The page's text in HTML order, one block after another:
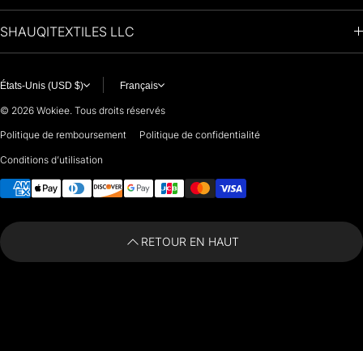
OIL PAINTINGS
ARTISTS 🧑‍🎨
+1 (813) 214-1284
7901 4TH ST N
ST PETERSBURG, FL. US 33702
United States
For any questions or suggestions, feel free to contact us at
info@paintingartprints.com
SHAUQITEXTILES LLC
États-Unis (USD $) Français
© 2026 Wokiee. Tous droits réservés
Politique de remboursement
Politique de confidentialité
Conditions d’utilisation
Moyens de paiement
RETOUR EN HAUT